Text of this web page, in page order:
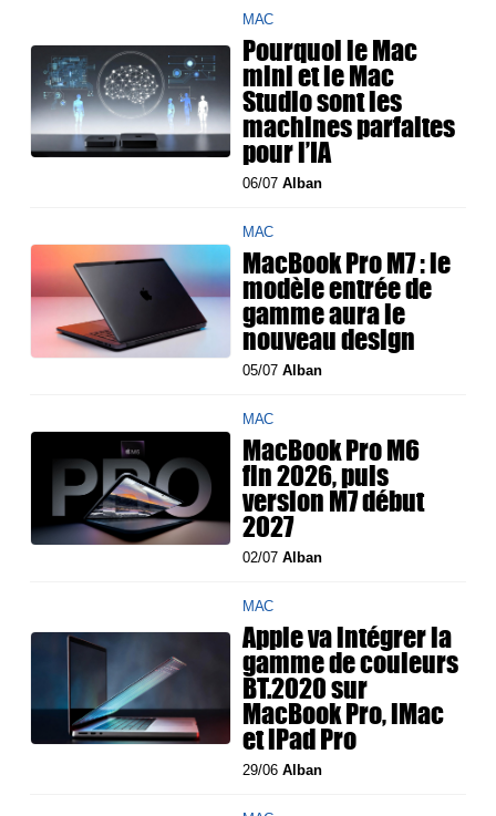
MAC
Pourquoi le Mac
mini et le Mac
Studio sont les
machines parfaites
pour l’IA
06/07Alban
MAC
MacBook Pro M7 : le
modèle entrée de
gamme aura le
nouveau design
05/07Alban
MAC
MacBook Pro M6
fin 2026, puis
version M7 début
2027
02/07Alban
MAC
Apple va intégrer la
gamme de couleurs
BT.2020 sur
MacBook Pro, iMac
et iPad Pro
29/06Alban